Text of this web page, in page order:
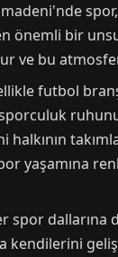
önemli bir
ve bu
futbol
yaşamına
spor